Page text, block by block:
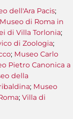
dell'Ara Pacis;
Museo di Roma in
di Villa Torlonia;
di Zoologia;
; Museo Carlo
Pietro Canonica a
della
; Museo
; Villa di